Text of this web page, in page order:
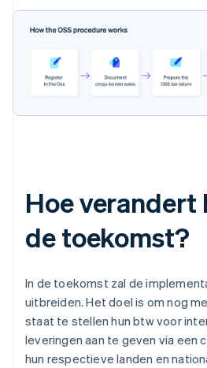
Hoe verandert
de toekomst?
In de toekomst zal de
uitbreiden. Het doel is om nog
staat te stellen hun btw voor
leveringen aan te geven via een
hun respectieve landen en